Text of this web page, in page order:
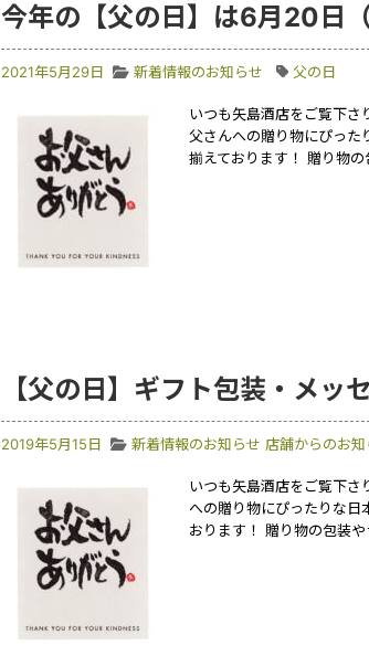
今年の【父の日】は6月20日
2021年5月29日 新着情報のお知らせ 父の日
いつも矢島酒店をご覧下
父さんへの贈り物にぴった
揃えております！ 贈り物
【父の日】ギフト包装・メッ
2019年5月15日 新着情報のお知らせ 店舗からのお
いつも矢島酒店をご覧下さ
への贈り物にぴったりな日
おります！ 贈り物の包装